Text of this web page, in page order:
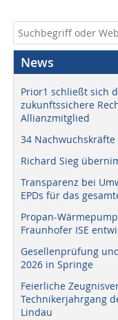
News
Prior1 schließt sich
zukunftssichere
Allianzmitglied
34
Richard Sieg
Transparenz bei
EPDs für das
Propan-
Fraunhofer ISE
Gesellenprüfung
2026 in Springe
Feierliche
Technikerjahrgang
Lindau